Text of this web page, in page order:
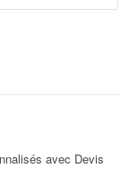
avec Devis